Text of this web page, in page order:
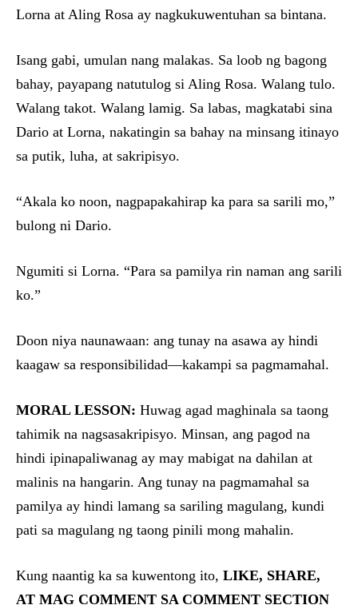
Lorna at Aling Rosa ay nagkukuwentuhan sa bintana.
Isang gabi, umulan nang malakas. Sa loob ng bagong
bahay, payapang natutulog si Aling Rosa. Walang tulo.
Walang takot. Walang lamig. Sa labas, magkatabi sina
Dario at Lorna, nakatingin sa bahay na minsang itinayo
sa putik, luha, at sakripisyo.
“Akala ko noon, nagpapakahirap ka para sa sarili mo,”
bulong ni Dario.
Ngumiti si Lorna. “Para sa pamilya rin naman ang sarili
ko.”
Doon niya naunawaan: ang tunay na asawa ay hindi
kaagaw sa responsibilidad—kakampi sa pagmamahal.
MORAL LESSON: Huwag agad maghinala sa taong
tahimik na nagsasakripisyo. Minsan, ang pagod na
hindi ipinapaliwanag ay may mabigat na dahilan at
malinis na hangarin. Ang tunay na pagmamahal sa
pamilya ay hindi lamang sa sariling magulang, kundi
pati sa magulang ng taong pinili mong mahalin.
Kung naantig ka sa kuwentong ito, LIKE, SHARE,
AT MAG COMMENT SA COMMENT SECTION